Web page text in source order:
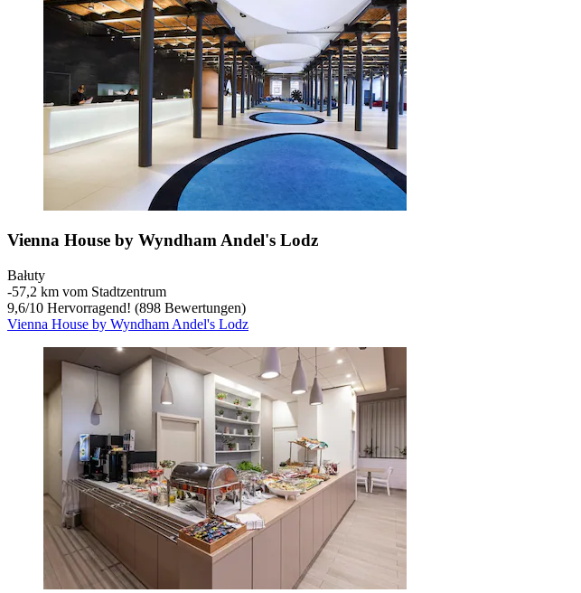
Vienna House by Wyndham Andel's Lodz
Bałuty
‐57,2 km vom Stadtzentrum
9,6/10 Hervorragend! (898 Bewertungen)
Vienna House by Wyndham Andel's Lodz